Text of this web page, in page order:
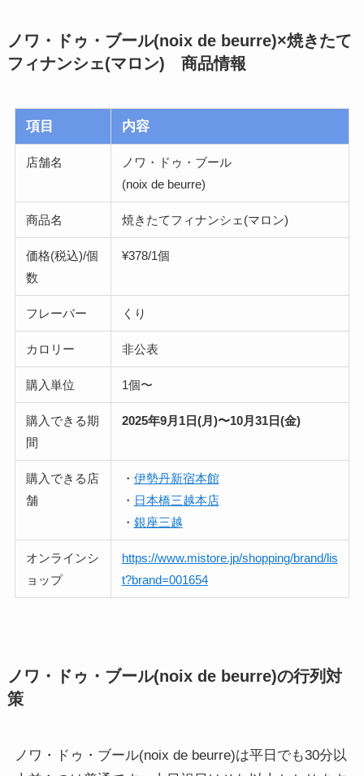
ノワ・ドゥ・ブール(noix de beurre)×焼きたて
フィナンシェ(マロン) 商品情報
項目 内容
店舗名
ノワ・ドゥ・ブール
(noix de beurre)
商品名 焼きたてフィナンシェ(マロン)
価格(税込)/個
数
¥378/1個
フレーバー くり
カロリー 非公表
購入単位 1個〜
購入できる期
間
2025年9月1日(月)〜10月31日(金)
購入できる店
舗
・ 伊勢丹新宿本館
・ 日本橋三越本店
・ 銀座三越
オンラインシ
ョップ
https://www.mistore.jp/shopping/brand/lis
t?brand=001654
ノワ・ドゥ・ブール(noix de beurre)の行列対
策
ノワ・ドゥ・ブール(noix de beurre)は平日でも30分以